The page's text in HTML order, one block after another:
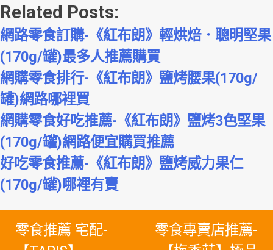
Related Posts:
網路零食訂購-《紅布朗》輕烘焙．聰明堅果
(170g/罐)最多人推薦購買
網購零食排行-《紅布朗》鹽烤腰果(170g/
罐)網路哪裡買
網購零食好吃推薦-《紅布朗》鹽烤3色堅果
(170g/罐)網路便宜購買推薦
好吃零食推薦-《紅布朗》鹽烤威力果仁
(170g/罐)哪裡有賣
文零食推薦 宅配-
零食專賣店推薦-